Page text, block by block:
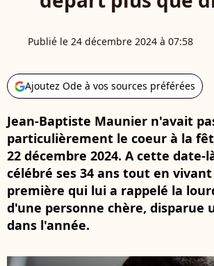
Publié le 24 décembre 2024 à 07:58
Ajoutez Ode à vos sources préférées
Jean-Baptiste Maunier n'avait
particulièrement le coeur à la
22 décembre 2024. A cette date-
célébré ses 34 ans tout en
première qui lui a rappelé la
d'une personne chère, disparue
dans l'année.